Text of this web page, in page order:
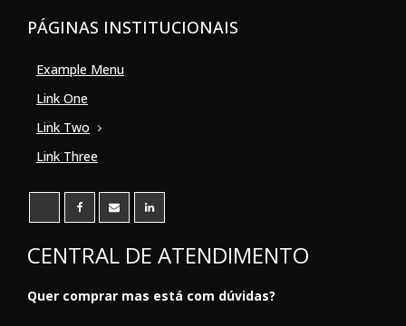
PÁGINAS INSTITUCIONAIS
Example Menu
Link One
Link Two
Link Three
CENTRAL DE ATENDIMENTO
Quer comprar mas está com dúvidas?